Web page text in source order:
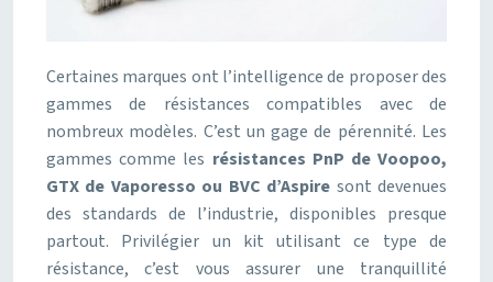
Certaines marques ont l’intelligence de proposer des
gammes de résistances compatibles avec de
nombreux modèles. C’est un gage de pérennité. Les
gammes comme les résistances PnP de Voopoo,
GTX de Vaporesso ou BVC d’Aspire sont devenues
des standards de l’industrie, disponibles presque
partout. Privilégier un kit utilisant ce type de
résistance, c’est vous assurer une tranquillité